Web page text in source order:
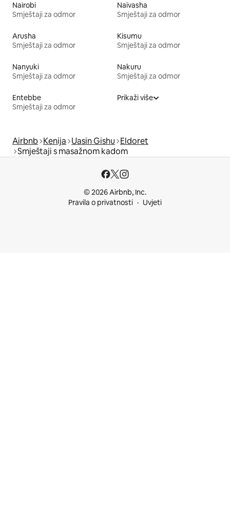
Nairobi
Smještaji za odmor
Naivasha
Smještaji za odmor
Arusha
Smještaji za odmor
Kisumu
Smještaji za odmor
Nanyuki
Smještaji za odmor
Nakuru
Smještaji za odmor
Entebbe
Smještaji za odmor
Prikaži više
Airbnb Kenija Uasin Gishu Eldoret
Smještaji s masažnom kadom
© 2026 Airbnb, Inc.
Pravila o privatnosti
Uvjeti